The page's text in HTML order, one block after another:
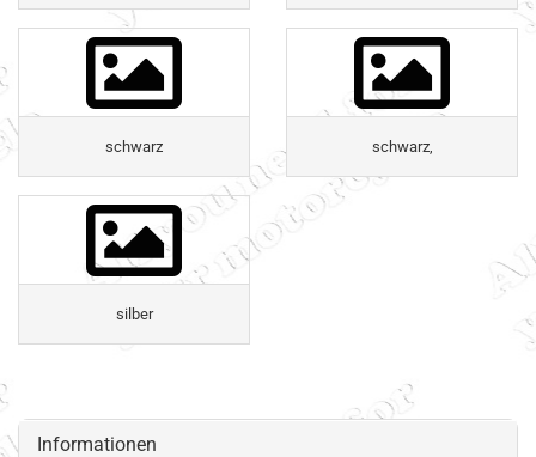
schwarz schwarz,
silber
Informationen